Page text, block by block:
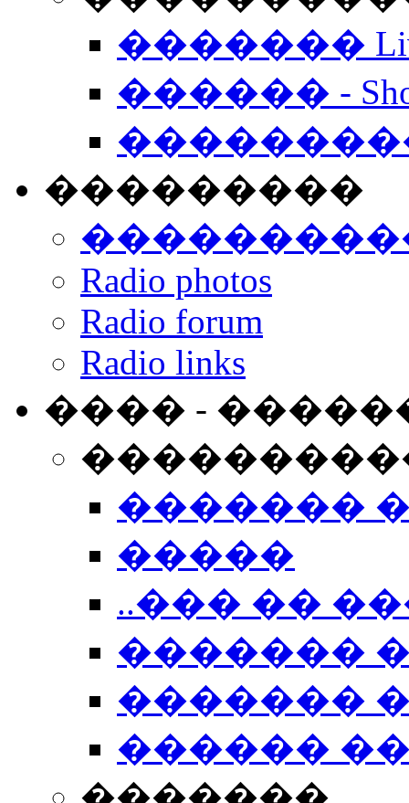
�������
������ -
���������
Radio photos
Radio forum
Radio links
���� -
�������
�����
..��� ��
�������
�������
������